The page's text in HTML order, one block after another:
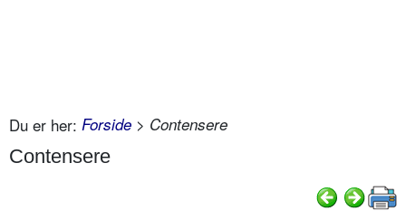
Du er her: Forside > Contensere
Contensere